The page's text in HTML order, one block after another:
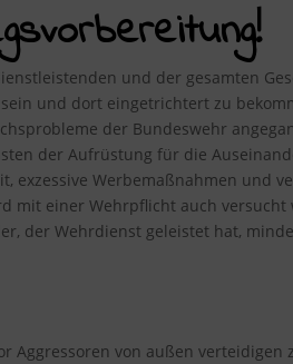
und der gesamten
und dort eingetrichtert zu
der Bundeswehr
der Aufrüstung für die
exzessive Werbemaßnahmen und
mit einer Wehrpflicht auch versucht
der Wehrdienst geleistet hat,
von außen verteidigen